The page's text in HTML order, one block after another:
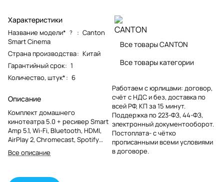
Характеристики
Название модели* ? : Canton
Smart Cinema
Страна производства: Китай
Гарантийный срок: 1
Количество, штук*: 6
Описание
Комплект домашнего
кинотеатра 5.0 + ресивер Smart
Amp 5.1, Wi-Fi, Bluetooth, HDMI,
AirPlay 2, Chromecast, Spotify
Connect, Dolby Atmos, DTS-HD
Все описание
Все товары CANTON
Все товары категории
Работаем с юрлицами: договор,
счёт с НДС и без, доставка по
всей РФ, КП за 15 минут.
Поддержка по 223-ФЗ, 44-ФЗ,
электронный документооборот.
Постоплата- с чётко
прописанными всеми условиями
в договоре.